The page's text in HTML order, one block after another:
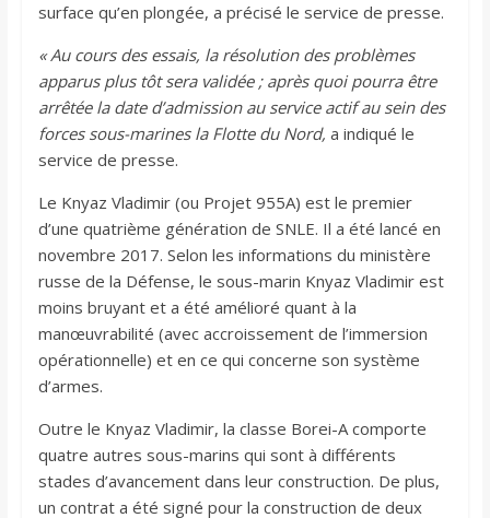
surface qu’en plongée, a précisé le service de presse.
« Au cours des essais, la résolution des problèmes
apparus plus tôt sera validée ; après quoi pourra être
arrêtée la date d’admission au service actif au sein des
forces sous-marines la Flotte du Nord, a indiqué le
service de presse.
Le Knyaz Vladimir (ou Projet 955A) est le premier
d’une quatrième génération de SNLE. Il a été lancé en
novembre 2017. Selon les informations du ministère
russe de la Défense, le sous-marin Knyaz Vladimir est
moins bruyant et a été amélioré quant à la
manœuvrabilité (avec accroissement de l’immersion
opérationnelle) et en ce qui concerne son système
d’armes.
Outre le Knyaz Vladimir, la classe Borei-A comporte
quatre autres sous-marins qui sont à différents
stades d’avancement dans leur construction. De plus,
un contrat a été signé pour la construction de deux